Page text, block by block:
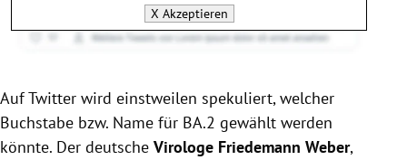
X Akzeptieren
Auf Twitter wird einstweilen spekuliert, welcher
Buchstabe bzw. Name für BA.2 gewählt werden
könnte. Der deutsche Virologe Friedemann Weber,